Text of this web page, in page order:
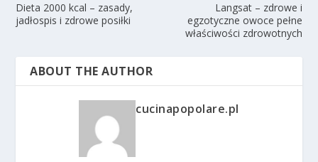
Dieta 2000 kcal – zasady,
jadłospis i zdrowe posiłki
Langsat – zdrowe i
egzotyczne owoce pełne
właściwości zdrowotnych
ABOUT THE AUTHOR
cucinapopolare.pl